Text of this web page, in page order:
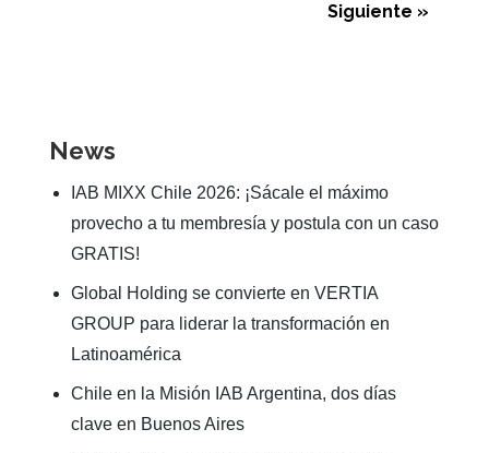
Siguiente »
News
IAB MIXX Chile 2026: ¡Sácale el máximo
provecho a tu membresía y postula con un caso
GRATIS!
Global Holding se convierte en VERTIA
GROUP para liderar la transformación en
Latinoamérica
Chile en la Misión IAB Argentina, dos días
clave en Buenos Aires